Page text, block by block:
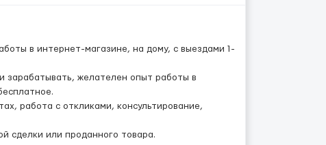
в интернет-магазине, на дому, с выездами 1-
зарабатывать, желателен опыт работы в
работа с откликами, консультирование,
сделки или проданного товара.